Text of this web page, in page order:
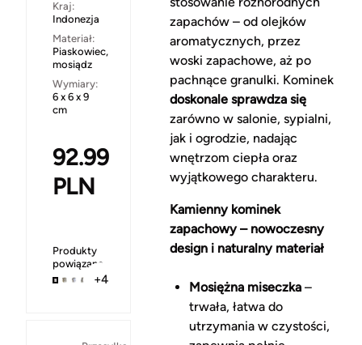
Kraj:
Indonezja
Materiał:
Piaskowiec,
mosiądz
Wymiary:
6 x 6 x 9
cm
92.99
PLN
Produkty
powiązane
+4
zapachów – od olejków
aromatycznych, przez
woski zapachowe, aż po
pachnące granulki. Kominek
doskonale sprawdza się
zarówno w salonie, sypialni,
jak i ogrodzie, nadając
wnętrzom ciepła oraz
wyjątkowego charakteru.
Kamienny kominek
zapachowy – nowoczesny
design i naturalny materiał
Mosiężna miseczka–
trwała, łatwa do
utrzymania w czystości,